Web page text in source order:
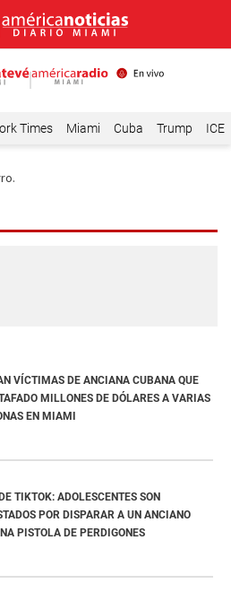
Times Miami Cuba Trump ICE
DE ANCIANA CUBANA QUE
MILLONES DE DÓLARES A VARIAS
EN MIAMI
TIKTOK: ADOLESCENTES SON
POR DISPARAR A UN ANCIANO
PISTOLA DE PERDIGONES